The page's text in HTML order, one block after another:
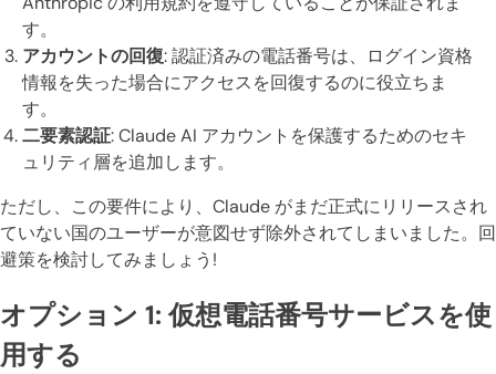
す。
アカウントの回復: 認証済みの電話番号は、ログイン資格
情報を失った場合にアクセスを回復するのに役立ちま
す。
二要素認証: Claude AI アカウントを保護するためのセキ
ュリティ層を追加します。
ただし、この要件により、Claude がまだ正式にリリースされ
ていない国のユーザーが意図せず除外されてしまいました。回
避策を検討してみましょう!
オプション 1: 仮想電話番号サービスを使
用する